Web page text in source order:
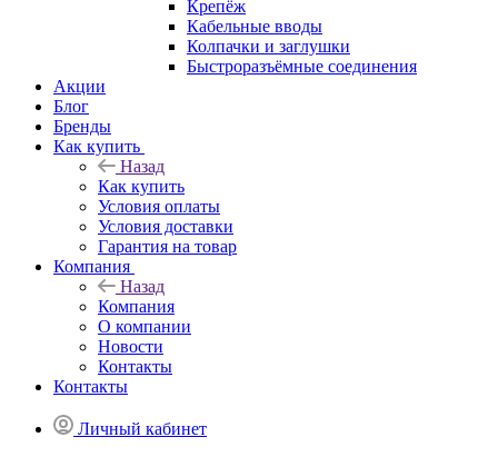
Крепёж
Кабельные вводы
Колпачки и заглушки
Быстроразъёмные соединения
Акции
Блог
Бренды
Как купить
Назад
Как купить
Условия оплаты
Условия доставки
Гарантия на товар
Компания
Назад
Компания
О компании
Новости
Контакты
Контакты
Личный кабинет